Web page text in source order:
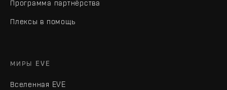
Программа партнёрства
Плексы в помощь
МИРЫ EVE
Вселенная EVE